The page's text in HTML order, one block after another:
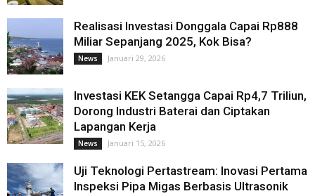
Realisasi Investasi Donggala Capai Rp888
Miliar Sepanjang 2025, Kok Bisa?
News Januari 29, 2026
Investasi KEK Setangga Capai Rp4,7 Triliun,
Dorong Industri Baterai dan Ciptakan
Lapangan Kerja
News Januari 15, 2026
Uji Teknologi Pertastream: Inovasi Pertama
Inspeksi Pipa Migas Berbasis Ultrasonik